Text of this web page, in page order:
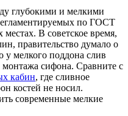
глубокими и мелкими
по ГОСТ
В советское время,
правительство думало о
у мелкого поддона слив
сифона. Сравните с
кабин, где сливное
костей не носил.
современные мелкие